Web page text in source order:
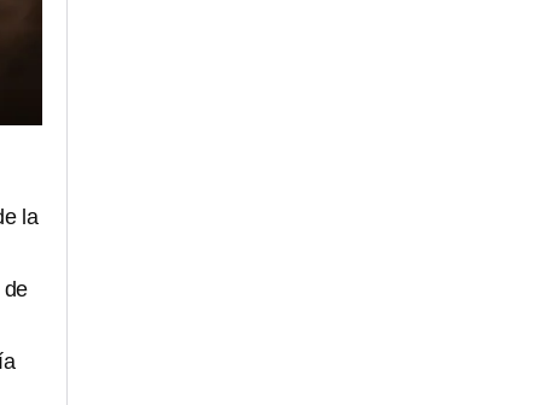
la
de